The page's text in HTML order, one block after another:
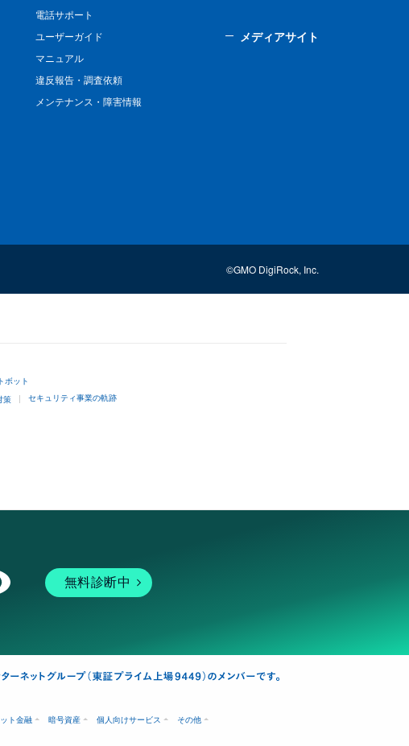
電話サポート
ユーザーガイド
マニュアル
違反報告・調査依頼
メンテナンス・障害情報
メディアサイト
©GMO DigiRock, Inc.
ボット
策 セキュリティ事業の軌跡
無料診断中
ト金融 暗号資産 個人向けサービス その他